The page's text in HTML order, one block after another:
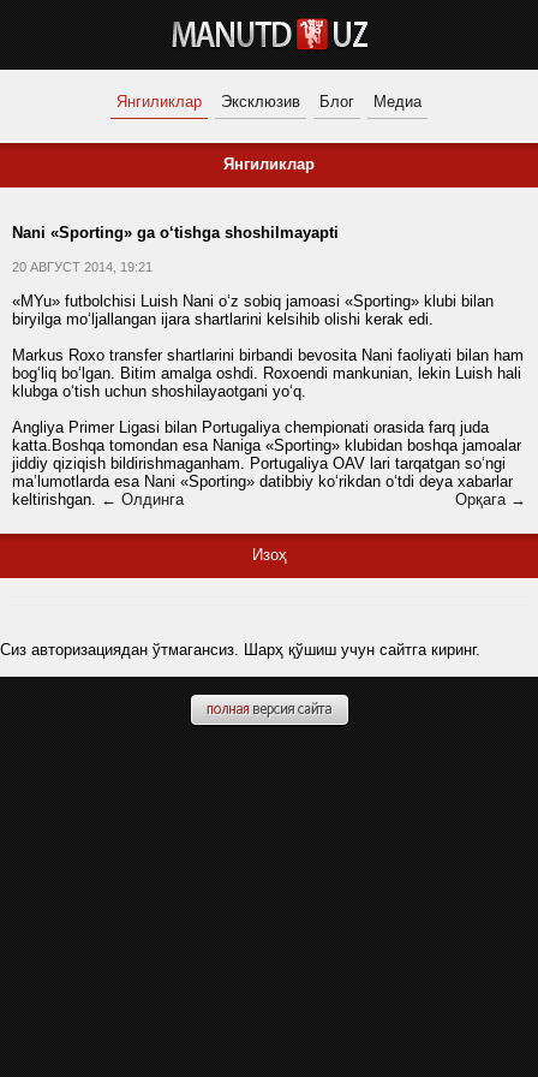
Янгиликлар Эксклюзив Блог Медиа
Янгиликлар
Nani «Sporting» ga o‘tishga shoshilmayapti
20 АВГУСТ 2014, 19:21
«MYu» futbolchisi Luish Nani o‘z sobiq jamoasi «Sporting» klubi bilan
biryilga mo‘ljallangan ijara shartlarini kelsihib olishi kerak edi.
Markus Roxo transfer shartlarini birbandi bevosita Nani faoliyati bilan ham
bog‘liq bo‘lgan. Bitim amalga oshdi. Roxoendi mankunian, lekin Luish hali
klubga o‘tish uchun shoshilayaotgani yo‘q.
Angliya Primer Ligasi bilan Portugaliya chempionati orasida farq juda
katta.Boshqa tomondan esa Naniga «Sporting» klubidan boshqa jamoalar
jiddiy qiziqish bildirishmaganham. Portugaliya OAV lari tarqatgan so‘ngi
ma’lumotlarda esa Nani «Sporting» datibbiy ko‘rikdan o‘tdi deya xabarlar
keltirishgan. ← Олдинга Орқага →
Изоҳ
Сиз авторизациядан ўтмагансиз. Шарҳ қўшиш учун сайтга киринг.